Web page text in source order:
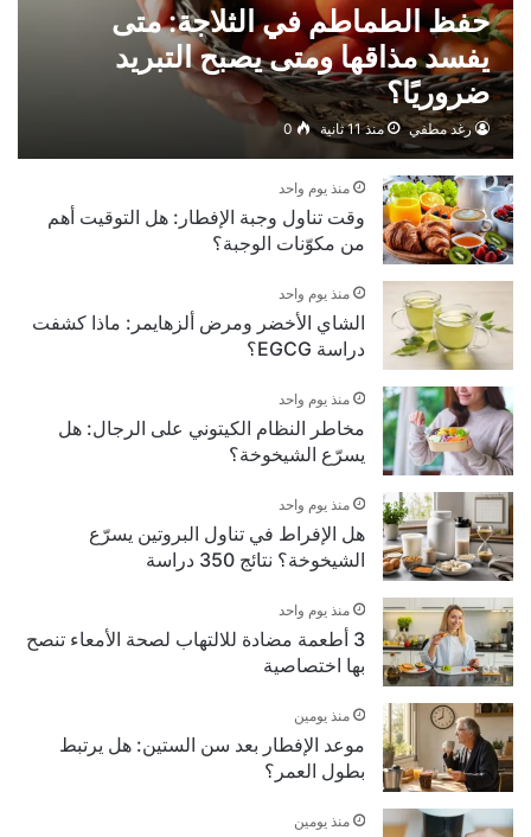
حفظ الطماطم في الثلاجة: متى
يفسد مذاقها ومتى يصبح التبريد
ضروريًا؟
رغد مطفي منذ 11 ثانية 0
منذ يوم واحد
وقت تناول وجبة الإفطار: هل التوقيت أهم
من مكوّنات الوجبة؟
منذ يوم واحد
الشاي الأخضر ومرض ألزهايمر: ماذا كشفت
دراسة EGCG؟
منذ يوم واحد
مخاطر النظام الكيتوني على الرجال: هل
يسرّع الشيخوخة؟
منذ يوم واحد
هل الإفراط في تناول البروتين يسرّع
الشيخوخة؟ نتائج 350 دراسة
منذ يوم واحد
3 أطعمة مضادة للالتهاب لصحة الأمعاء تنصح
بها اختصاصية
منذ يومين
موعد الإفطار بعد سن الستين: هل يرتبط
بطول العمر؟
منذ يومين